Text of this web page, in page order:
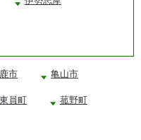
市 亀山市
東員町 菰野町